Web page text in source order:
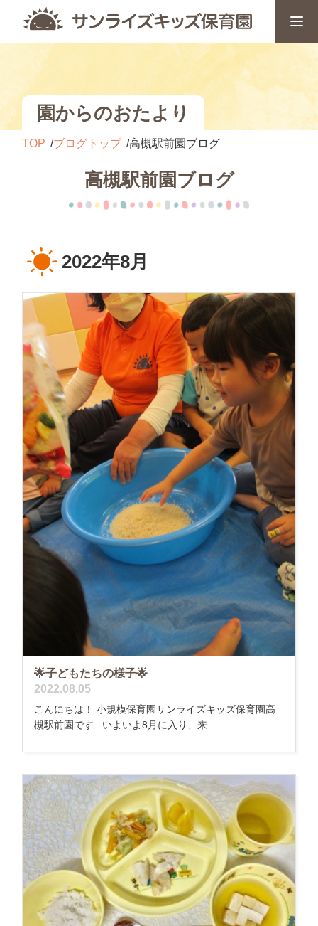
園からのおたより
TOP ブログトップ 高槻駅前園ブログ
高槻駅前園ブログ
2022年8月
🌟子どもたちの様子🌟
2022.08.05
こんにちは！ 小規模保育園サンライズキッズ保育園高
槻駅前園です いよいよ8月に入り、来...